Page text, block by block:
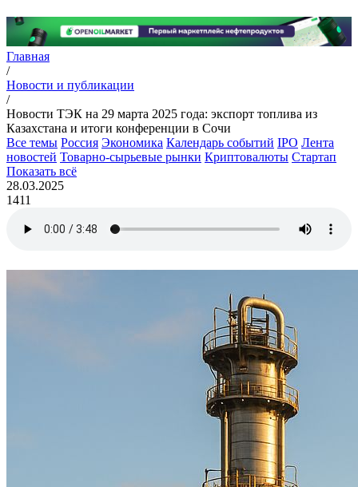
Главная
/
Новости и публикации
/
Новости ТЭК на 29 марта 2025 года: экспорт топлива из
Казахстана и итоги конференции в Сочи
Все темы Россия Экономика Календарь событий IPO Лента
новостей Товарно-сырьевые рынки Криптовалюты Стартап
Показать всё
28.03.2025
1411